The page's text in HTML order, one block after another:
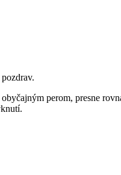
perom, presne